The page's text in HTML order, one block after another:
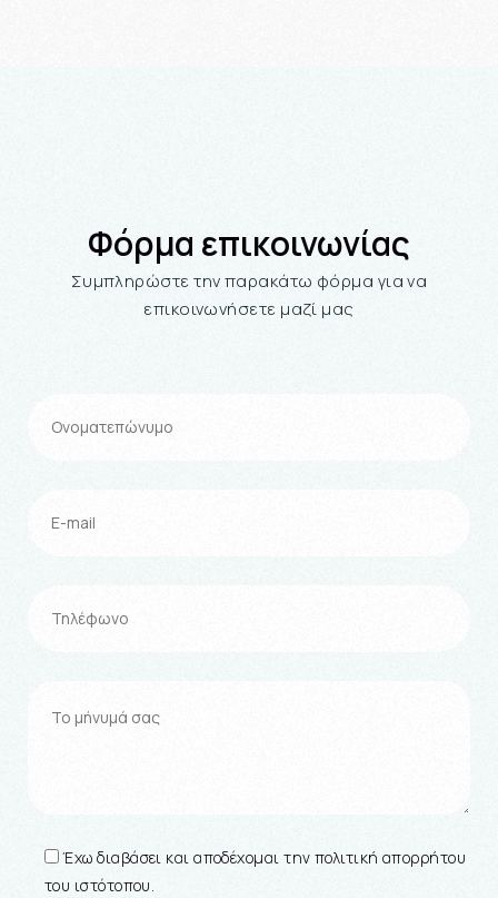
Φόρμα επικοινωνίας
Συμπληρώστε την παρακάτω φόρμα για να
επικοινωνήσετε μαζί μας
Έχω διαβάσει και αποδέχομαι την πολιτική απορρήτου
του ιστότοπου.